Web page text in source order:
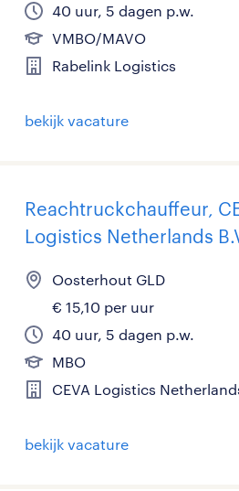
40 uur, 5 dagen p.w.
VMBO/MAVO
Rabelink Logistics
bekijk vacature
Reachtruckchauffeur,
Logistics Netherlands
Oosterhout GLD
€ 15,10 per uur
40 uur, 5 dagen p.w.
MBO
CEVA Logistics
bekijk vacature